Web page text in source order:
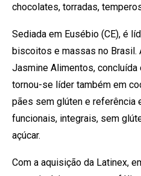
chocolates, torradas,
Sediada em Eusébio (CE), é
biscoitos e massas no Brasil.
Jasmine Alimentos,
tornou-se líder também em
pães sem glúten e referência
funcionais, integrais, sem
açúcar.
Com a aquisição da Latinex,